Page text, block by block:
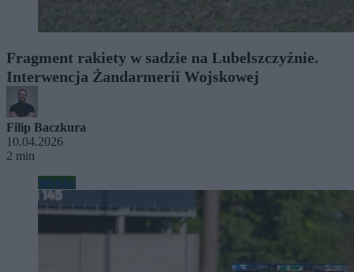
Fragment rakiety w sadzie na Lubelszczyźnie.
Interwencja Żandarmerii Wojskowej
Filip Baczkura
10.04.2026
2 min
Wojsko